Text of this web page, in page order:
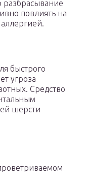
разбрасывание
повлиять на
быстрого
угроза
Средство
шерсти